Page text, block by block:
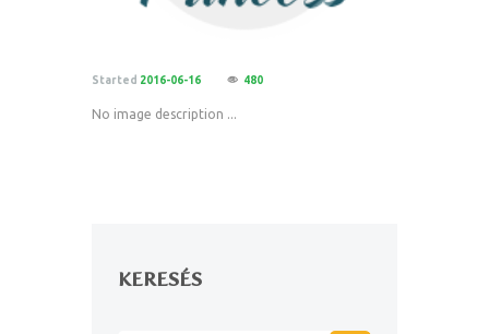
Started 2016-06-16 480
No image description ...
KERESÉS